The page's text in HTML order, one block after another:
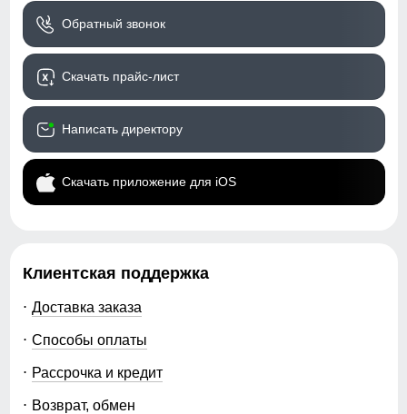
Обратный звонок
Скачать прайс-лист
Написать директору
Скачать приложение для iOS
Клиентская поддержка
Доставка заказа
Способы оплаты
Рассрочка и кредит
Возврат, обмен